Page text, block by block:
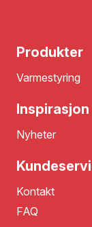
Produkter
Varmestyring
Inspirasjon
Nyheter
Kontakt
FAQ